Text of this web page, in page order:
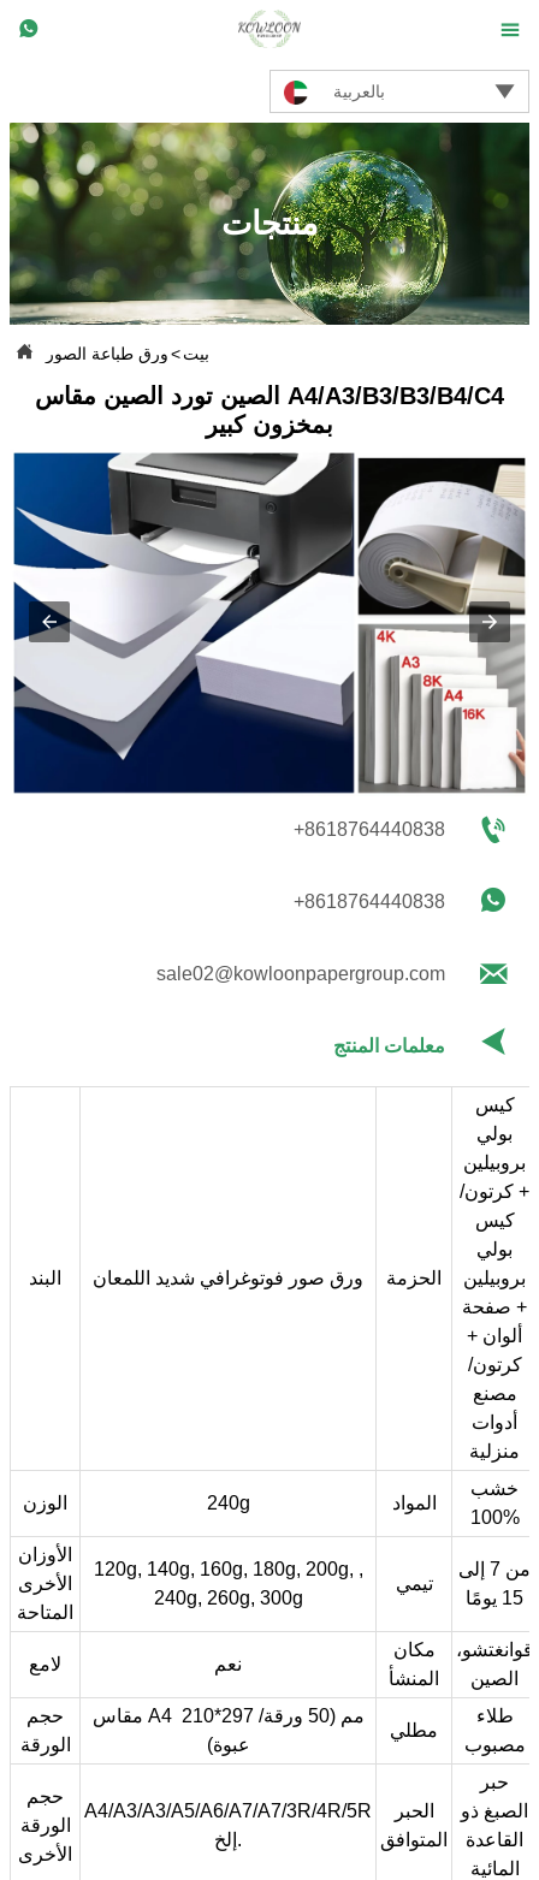
 
بالعربية 
منتجات
 بيت>ورق طباعة الصور
الصين تورد الصين مقاس A4/A3/B3/B3/B4/C4
بمخزون كبير
+8618764440838 
+8618764440838 
sale02@kowloonpapergroup.com 
معلمات المنتج 
البند ورق صور فوتوغرافي شديد اللمعان الحزمة
كيس
بولي
بروبيلين
+ كرتون/
كيس
بولي
بروبيلين
+ صفحة
ألوان +
كرتون/
مصنع
أدوات
منزلية
الوزن 240g المواد
خشب
100%
الأوزان
الأخرى
المتاحة
120g, 140g, 160g, 180g, 200g, ,
240g, 260g, 300g
تيمي
من 7 إلى
15 يومًا
لامع نعم
مكان
المنشأ
قوانغتشو،
الصين
حجم
الورقة
مقاس A4 210*297 مم (50 ورقة/
عبوة)
مطلي
طلاء
مصبوب
حجم
الورقة
الأخرى
A4/A3/A3/A5/A6/A7/A7/3R/4R/5R
إلخ.
الحبر
المتوافق
حبر
الصبغ ذو
القاعدة
المائية